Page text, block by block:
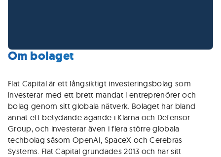
Om bolaget
Flat Capital är ett långsiktigt investeringsbolag som
investerar med ett brett mandat i entreprenörer och
bolag genom sitt globala nätverk. Bolaget har bland
annat ett betydande ägande i Klarna och Defensor
Group, och investerar även i flera större globala
techbolag såsom OpenAI, SpaceX och Cerebras
Systems. Flat Capital grundades 2013 och har sitt